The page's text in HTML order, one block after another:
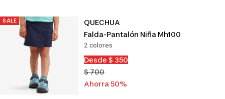
SALE
QUECHUA
Falda-Pantalón Niña Mh100
2 colores
Precio
de
venta
Desde $ 350
Precio
normal
$ 700
Ahorra 50%